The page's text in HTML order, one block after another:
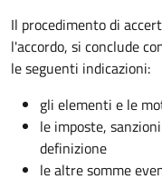
Il procedimento di
l'accordo, si conclude
le seguenti indicazioni:
gli elementi e le
le imposte,
definizione
le altre somme